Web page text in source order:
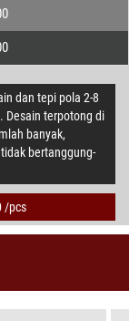
dan tepi pola 2-8
Desain terpotong di
banyak,
bertanggung-
/pcs